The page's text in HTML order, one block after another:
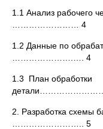
1.1 Анализ
…………………… 4
1.2 Данные по
………………….…. 4
1.3 План обработки
2. Разработка
…………………….. 5